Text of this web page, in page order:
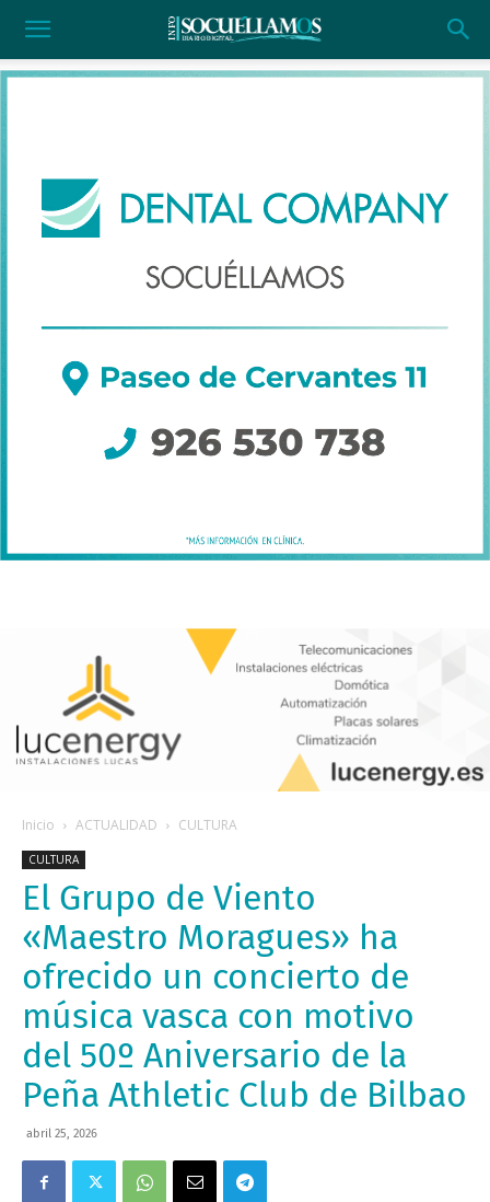
Inicio ACTUALIDAD CULTURA
CULTURA
El Grupo de Viento
«Maestro Moragues» ha
ofrecido un concierto de
música vasca con motivo
del 50º Aniversario de la
Peña Athletic Club de Bilbao
abril 25, 2026